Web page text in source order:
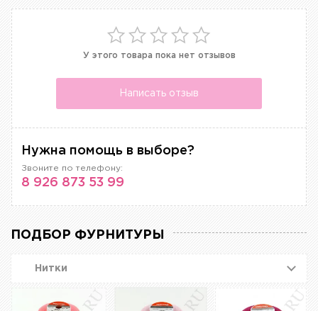
У этого товара пока нет отзывов
Написать отзыв
Нужна помощь в выборе?
Звоните по телефону:
8 926 873 53 99
ПОДБОР ФУРНИТУРЫ
Нитки